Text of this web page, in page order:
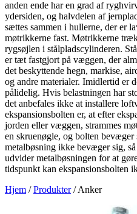
anden ende har en grad af
ydersiden, og halvdelen af
sættes sammen i hullerne, der er
møtrikkerne fast. Møtrikkerne
rygsøjlen i stålpladscylinderen.
er tæt fastgjort på væggen, der
det beskyttende hegn, markise,
og andre materialer. Imidlertid er
pålidelig. Hvis belastningen har
det anbefales ikke at installere
ekspansionsbolten er, at efter
jorden eller væggen, strammes
en skruenøgle, og bolten bevæger
metalbøsning ikke bevæger sig,
udvider metalbøsningen for at
tidspunkt kan ekspansionsbolten
Hjem /Produkter/Anker